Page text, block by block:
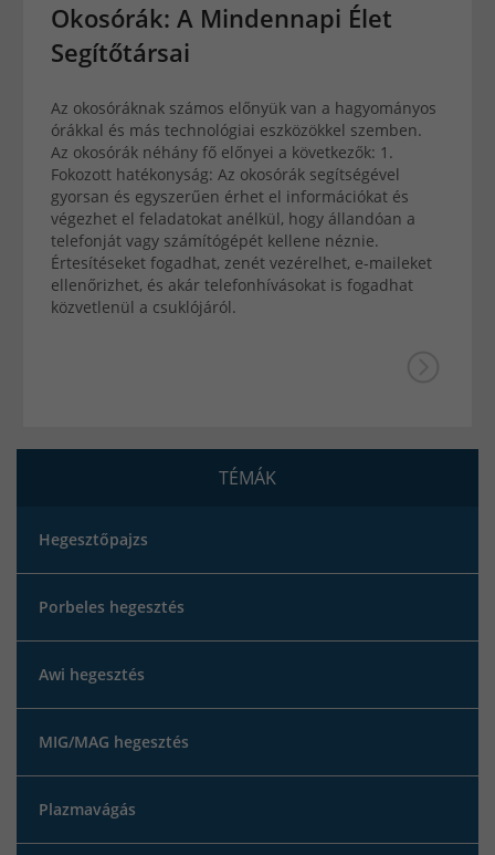
Okosórák: A Mindennapi Élet
Segítőtársai
Az okosóráknak számos előnyük van a hagyományos
órákkal és más technológiai eszközökkel szemben.
Az okosórák néhány fő előnyei a következők: 1.
Fokozott hatékonyság: Az okosórák segítségével
gyorsan és egyszerűen érhet el információkat és
végezhet el feladatokat anélkül, hogy állandóan a
telefonját vagy számítógépét kellene néznie.
Értesítéseket fogadhat, zenét vezérelhet, e-maileket
ellenőrizhet, és akár telefonhívásokat is fogadhat
közvetlenül a csuklójáról.
TÉMÁK
Hegesztőpajzs
Porbeles hegesztés
Awi hegesztés
MIG/MAG hegesztés
Plazmavágás